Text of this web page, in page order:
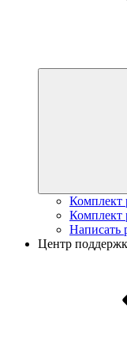
Комплект
Комплект
Написать
Центр